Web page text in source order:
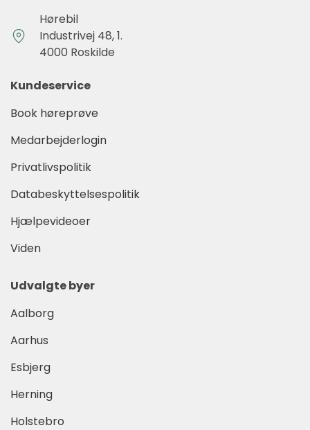
Hørebil
Industrivej 48, 1.
4000 Roskilde
Kundeservice
Book høreprøve
Medarbejderlogin
Privatlivspolitik
Databeskyttelsespolitik
Hjælpevideoer
Viden
Udvalgte byer
Aalborg
Aarhus
Esbjerg
Herning
Holstebro